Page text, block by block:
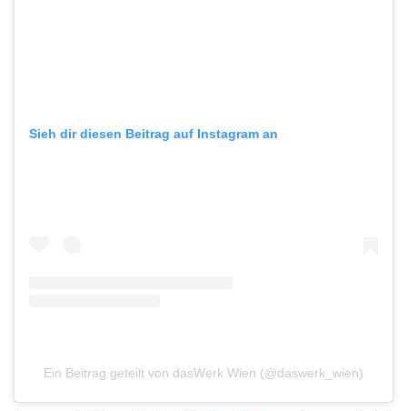
Sieh dir diesen Beitrag auf Instagram an
Ein Beitrag geteilt von dasWerk Wien (@daswerk_wien)